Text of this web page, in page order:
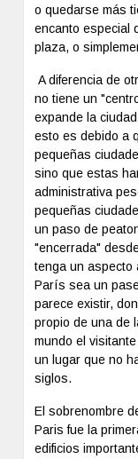
o quedarse más
encanto especial
plaza, o
A diferencia de
no tiene un
expande la
esto es debido a
pequeñas
sino que estas
administrativa
pequeñas
un paso de
"encerrada"
tenga un aspecto
París sea un
parece existir,
propio de una de
mundo el
un lugar que no
siglos.
El sobrenombre
Paris fue la
edificios